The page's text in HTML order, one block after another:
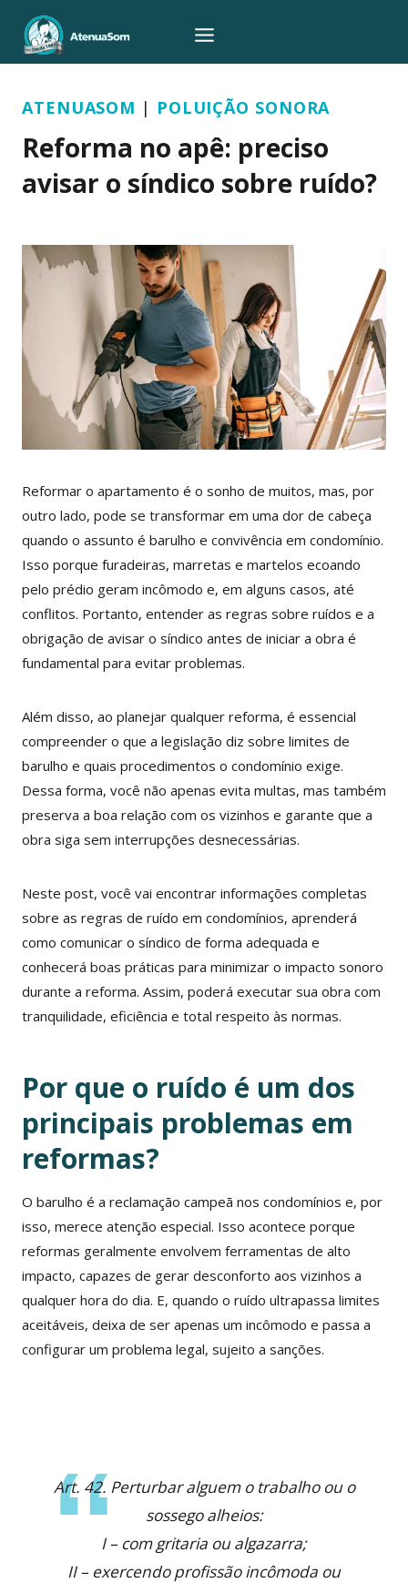
para
o
ATENUASOM | POLUIÇÃO SONORA
Reforma no apê: preciso
avisar o síndico sobre ruído?
Reformar o apartamento é o sonho de muitos, mas, por
outro lado, pode se transformar em uma dor de cabeça
quando o assunto é barulho e convivência em condomínio.
Isso porque furadeiras, marretas e martelos ecoando
pelo prédio geram incômodo e, em alguns casos, até
conflitos. Portanto, entender as regras sobre ruídos e a
obrigação de avisar o síndico antes de iniciar a obra é
fundamental para evitar problemas.
Além disso, ao planejar qualquer reforma, é essencial
compreender o que a legislação diz sobre limites de
barulho e quais procedimentos o condomínio exige.
Dessa forma, você não apenas evita multas, mas também
preserva a boa relação com os vizinhos e garante que a
obra siga sem interrupções desnecessárias.
Neste post, você vai encontrar informações completas
sobre as regras de ruído em condomínios, aprenderá
como comunicar o síndico de forma adequada e
conhecerá boas práticas para minimizar o impacto sonoro
durante a reforma. Assim, poderá executar sua obra com
tranquilidade, eficiência e total respeito às normas.
Por que o ruído é um dos
principais problemas em
reformas?
O barulho é a reclamação campeã nos condomínios e, por
isso, merece atenção especial. Isso acontece porque
reformas geralmente envolvem ferramentas de alto
impacto, capazes de gerar desconforto aos vizinhos a
qualquer hora do dia. E, quando o ruído ultrapassa limites
aceitáveis, deixa de ser apenas um incômodo e passa a
configurar um problema legal, sujeito a sanções.
Art. 42. Perturbar alguem o trabalho ou o
sossego alheios:
I – com gritaria ou algazarra;
II – exercendo profissão incômoda ou